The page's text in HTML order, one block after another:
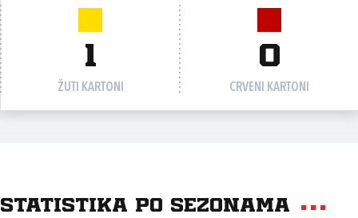
1
ŽUTI KARTONI
0
CRVENI KARTONI
Statistika po sezonama